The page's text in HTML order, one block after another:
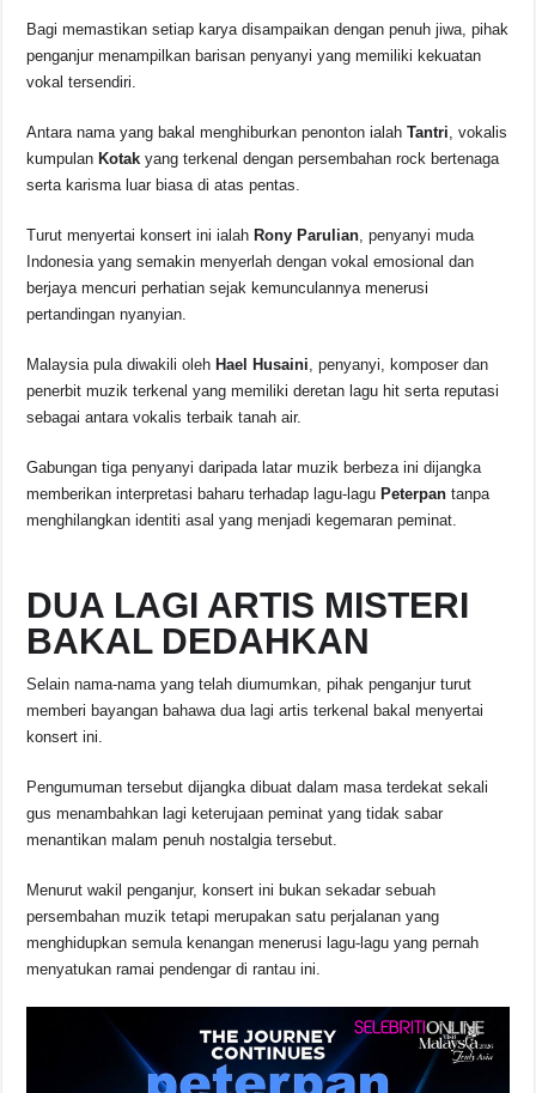
Bagi memastikan setiap karya disampaikan dengan penuh jiwa, pihak
penganjur menampilkan barisan penyanyi yang memiliki kekuatan
vokal tersendiri.
Antara nama yang bakal menghiburkan penonton ialahTantri, vokalis
kumpulan Kotak yang terkenal dengan persembahan rock bertenaga
serta karisma luar biasa di atas pentas.
Turut menyertai konsert ini ialah Rony Parulian, penyanyi muda
Indonesia yang semakin menyerlah dengan vokal emosional dan
berjaya mencuri perhatian sejak kemunculannya menerusi
pertandingan nyanyian.
Malaysia pula diwakili oleh Hael Husaini, penyanyi, komposer dan
penerbit muzik terkenal yang memiliki deretan lagu hit serta reputasi
sebagai antara vokalis terbaik tanah air.
Gabungan tiga penyanyi daripada latar muzik berbeza ini dijangka
memberikan interpretasi baharu terhadap lagu-lagu Peterpan tanpa
menghilangkan identiti asal yang menjadi kegemaran peminat.
DUA LAGI ARTIS MISTERI
BAKAL DEDAHKAN
Selain nama-nama yang telah diumumkan, pihak penganjur turut
memberi bayangan bahawa dua lagi artis terkenal bakal menyertai
konsert ini.
Pengumuman tersebut dijangka dibuat dalam masa terdekat sekali
gus menambahkan lagi keterujaan peminat yang tidak sabar
menantikan malam penuh nostalgia tersebut.
Menurut wakil penganjur, konsert ini bukan sekadar sebuah
persembahan muzik tetapi merupakan satu perjalanan yang
menghidupkan semula kenangan menerusi lagu-lagu yang pernah
menyatukan ramai pendengar di rantau ini.